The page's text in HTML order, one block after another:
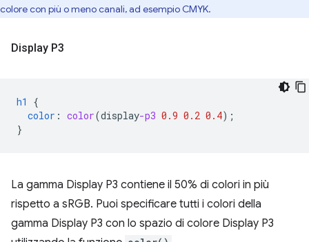
colore con più o meno canali, ad esempio CMYK.
Display P3
h1
{
color : color(display-p3 0.9 0.2 0.4);
}
La gamma Display P3 contiene il 50% di colori in più
rispetto a sRGB. Puoi specificare tutti i colori della
gamma Display P3 con lo spazio di colore Display P3